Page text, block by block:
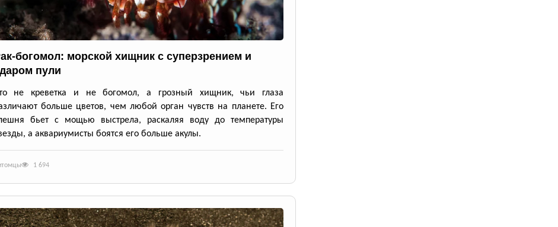
богомол: морской хищник с суперзрением и
пули
не креветка и не богомол, а грозный хищник, чьи глаза
больше цветов, чем любой орган чувств на планете. Его
бьет с мощью выстрела, раскаляя воду до температуры
а аквариумисты боятся его больше акулы.
1 694